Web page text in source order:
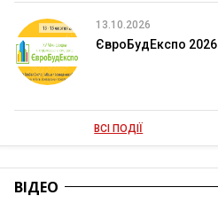
13.10.2026
ЄвроБудЕкспо 2026
ВСІ ПОДІЇ
ВІДЕО